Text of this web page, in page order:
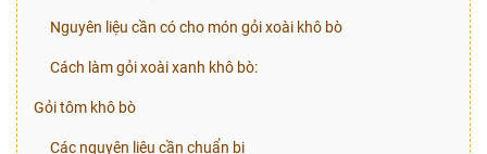
Nguyên liệu cần có cho món gỏi xoài khô bò
Cách làm gỏi xoài xanh khô bò:
Gỏi tôm khô bò
Các nguyên liệu cần chuẩn bị